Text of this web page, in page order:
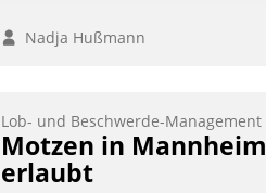
Nadja Hußmann
Lob- und Beschwerde-Management
Motzen in Mannheim
erlaubt